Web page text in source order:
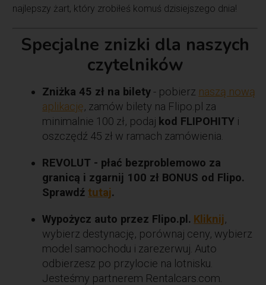
najlepszy żart, który zrobiłeś komuś dzisiejszego dnia!
Specjalne znizki dla naszych
czytelników
Zniżka 45 zł na bilety - pobierz naszą nową
aplikację, zamów bilety na Flipo.pl za
minimalnie 100 zł, podaj kod FLIPOHITY i
oszczędź 45 zł w ramach zamówienia.
REVOLUT - płać bezproblemowo za
granicą i zgarnij 100 zł BONUS od Flipo.
Sprawdźtutaj.
Wypożycz auto przez Flipo.pl. Kliknij,
wybierz destynację, porównaj ceny, wybierz
model samochodu i zarezerwuj. Auto
odbierzesz po przylocie na lotnisku.
Jesteśmy partnerem Rentalcars.com.